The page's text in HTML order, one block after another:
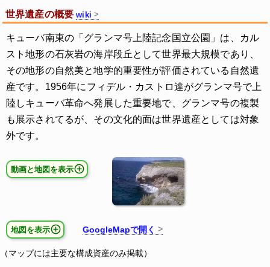
世界遺産の概要wiki
キューバ南東の「グランマ号上陸記念国立公園」は、カル
スト地形の石灰岩の海岸段丘として世界最大規模であり、
その地形の自然美と地学的重要性が評価されている自然遺
産です。1956年にフィデル・カストロ達がグランマ号で上
陸しキューバ革命へ発展した重要地で、グランマ号の複製
も展示されてるが、その文化的面は世界遺産としては対象
外です。
動画と地図を表示
地図を表示 GoogleMapで開く
（マップには主要な構成資産のみ掲載）